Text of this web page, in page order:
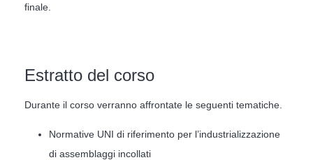
finale.
Estratto del corso
Durante il corso verranno affrontate le seguenti tematiche.
Normative UNI di riferimento per l’industrializzazione
di assemblaggi incollati